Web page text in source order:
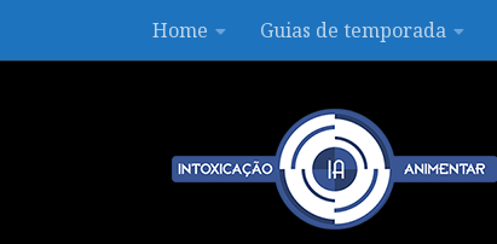
Skip to contentHome Guias de temporada